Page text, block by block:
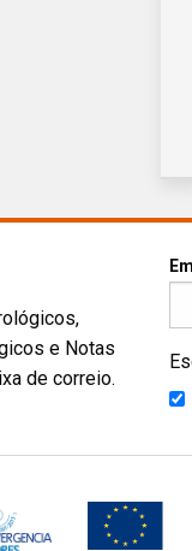
e Notas
de correio.